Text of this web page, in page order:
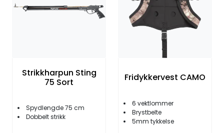
Strikkharpun Sting
75 Sort
Spydlengde 75 cm
Dobbelt strikk
Fridykkervest CAMO
6 vektlommer
Brystbelte
5mm tykkelse